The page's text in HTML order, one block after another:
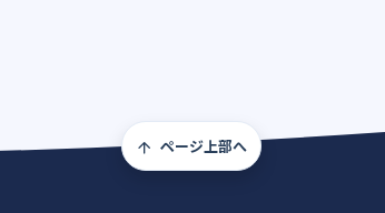
ページ上部へ